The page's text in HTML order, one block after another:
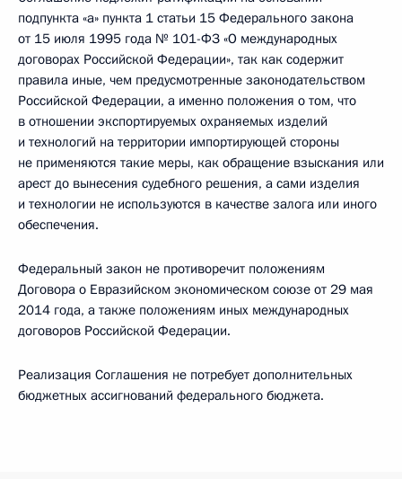
подпункта «а» пункта 1 статьи 15 Федерального закона
от 15 июля 1995 года № 101-ФЗ «О международных
договорах Российской Федерации», так как содержит
правила иные, чем предусмотренные законодательством
Российской Федерации, а именно положения о том, что
в отношении экспортируемых охраняемых изделий
и технологий на территории импортирующей стороны
не применяются такие меры, как обращение взыскания или
арест до вынесения судебного решения, а сами изделия
и технологии не используются в качестве залога или иного
обеспечения.
Федеральный закон не противоречит положениям
Договора о Евразийском экономическом союзе от 29 мая
2014 года, а также положениям иных международных
договоров Российской Федерации.
Реализация Соглашения не потребует дополнительных
бюджетных ассигнований федерального бюджета.